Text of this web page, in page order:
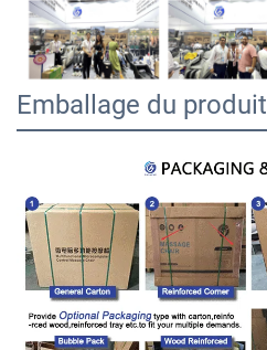
Emballage du produit